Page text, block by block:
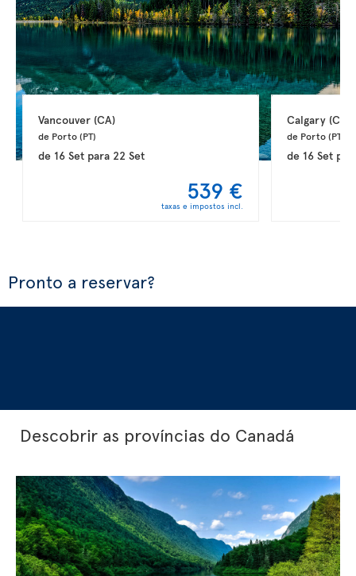
Vancouver (CA)
de Porto (PT)
de 16 Setpara 22 Set
539 €
taxas e impostos incl.
Calgary (CA)
de Porto (PT)
de 16 Set
Pronto a reservar?
Descobrir as províncias do Canadá